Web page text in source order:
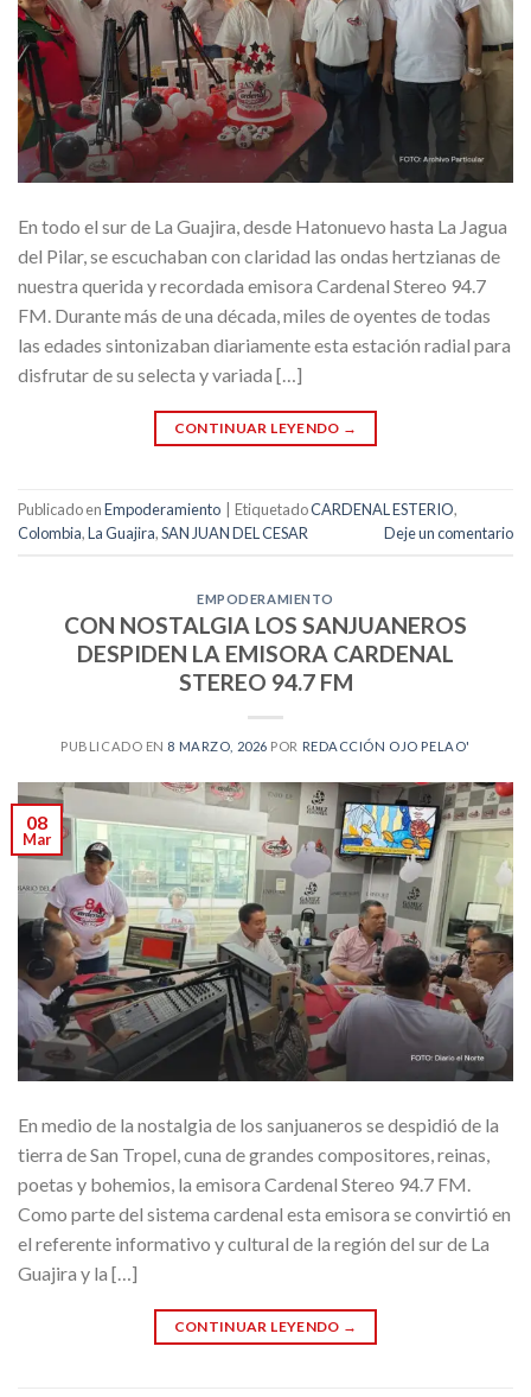
En todo el sur de La Guajira, desde Hatonuevo hasta La Jagua
del Pilar, se escuchaban con claridad las ondas hertzianas de
nuestra querida y recordada emisora Cardenal Stereo 94.7
FM. Durante más de una década, miles de oyentes de todas
las edades sintonizaban diariamente esta estación radial para
disfrutar de su selecta y variada […]
CONTINUAR LEYENDO →
Publicado enEmpoderamiento EtiquetadoCARDENAL ESTERIO,
Colombia,La Guajira,SAN JUAN DEL CESAR Deje un comentario
EMPODERAMIENTO
CON NOSTALGIA LOS SANJUANEROS
DESPIDEN LA EMISORA CARDENAL
STEREO 94.7 FM
PUBLICADO EN 8 MARZO, 2026 POR REDACCIÓN OJO PELAO'
08
Mar
En medio de la nostalgia de los sanjuaneros se despidió de la
tierra de San Tropel, cuna de grandes compositores, reinas,
poetas y bohemios, la emisora Cardenal Stereo 94.7 FM.
Como parte del sistema cardenal esta emisora se convirtió en
el referente informativo y cultural de la región del sur de La
Guajira y la […]
CONTINUAR LEYENDO →